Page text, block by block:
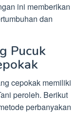
ini memberikan
dan
Pucuk
cepokak memiliki
peroleh. Berikut
perbanyakan